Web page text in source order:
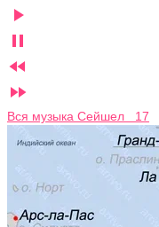




Вся музыка Сейшел 17